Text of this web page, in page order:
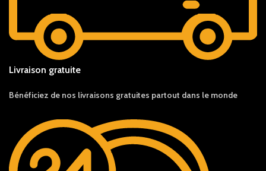
Livraison gratuite
Bénéficiez de nos livraisons gratuites partout dans le monde